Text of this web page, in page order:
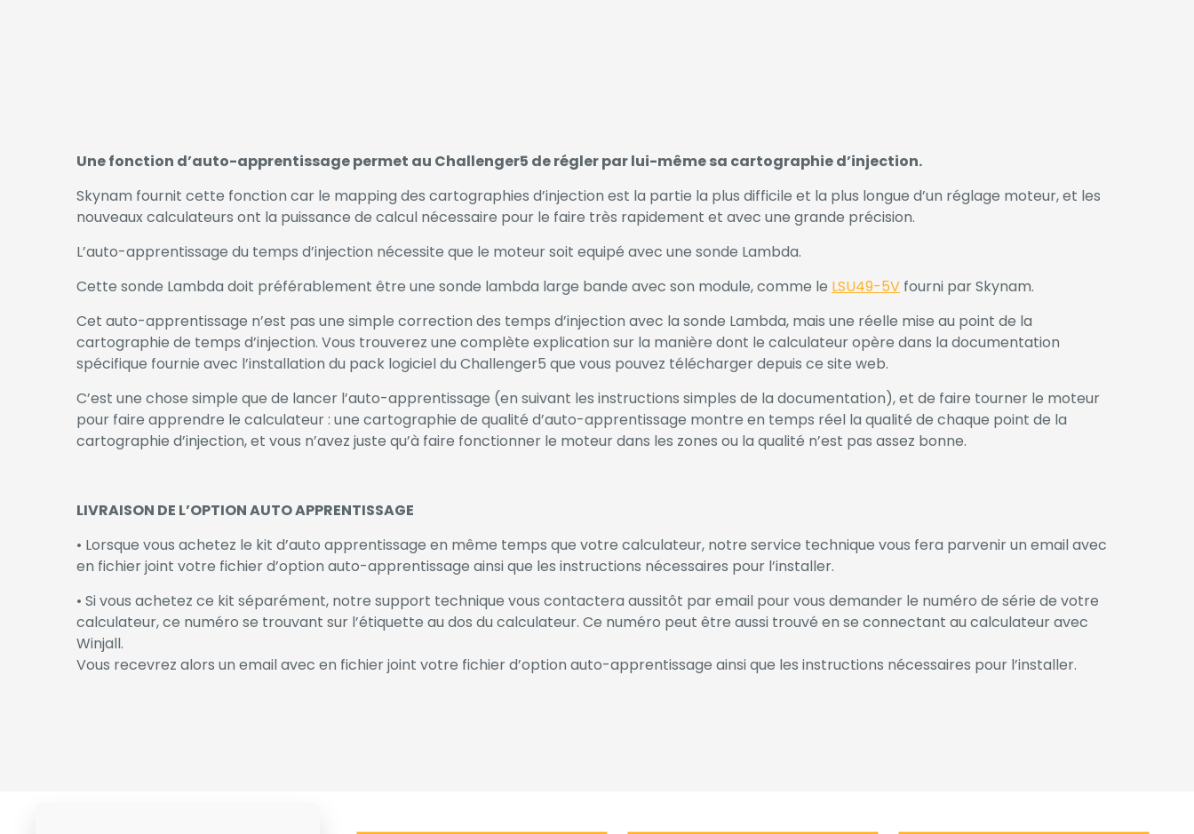
Une fonction d’auto-apprentissage permet au Challenger5 de régler par lui-même sa cartographie d’injection.
Skynam fournit cette fonction car le mapping des cartographies d’injection est la partie la plus difficile et la plus longue d’un réglage moteur, et les
nouveaux calculateurs ont la puissance de calcul nécessaire pour le faire très rapidement et avec une grande précision.
L’auto-apprentissage du temps d’injection nécessite que le moteur soit equipé avec une sonde Lambda.
Cette sonde Lambda doit préférablement être une sonde lambda large bande avec son module, comme le LSU49-5Vfourni par Skynam.
Cet auto-apprentissage n’est pas une simple correction des temps d’injection avec la sonde Lambda, mais une réelle mise au point de la
cartographie de temps d’injection. Vous trouverez une complète explication sur la manière dont le calculateur opère dans la documentation
spécifique fournie avec l’installation du pack logiciel du Challenger5 que vous pouvez télécharger depuis ce site web.
C’est une chose simple que de lancer l’auto-apprentissage (en suivant les instructions simples de la documentation), et de faire tourner le moteur
pour faire apprendre le calculateur : une cartographie de qualité d’auto-apprentissage montre en temps réel la qualité de chaque point de la
cartographie d’injection, et vous n’avez juste qu’à faire fonctionner le moteur dans les zones ou la qualité n’est pas assez bonne.
LIVRAISON DE L’OPTION AUTO APPRENTISSAGE
• Lorsque vous achetez le kit d’auto apprentissage en même temps que votre calculateur, notre service technique vous fera parvenir un email avec
en fichier joint votre fichier d’option auto-apprentissage ainsi que les instructions nécessaires pour l’installer.
• Si vous achetez ce kit séparément, notre support technique vous contactera aussitôt par email pour vous demander le numéro de série de votre
calculateur, ce numéro se trouvant sur l’étiquette au dos du calculateur. Ce numéro peut être aussi trouvé en se connectant au calculateur avec
Winjall.
Vous recevrez alors un email avec en fichier joint votre fichier d’option auto-apprentissage ainsi que les instructions nécessaires pour l’installer.